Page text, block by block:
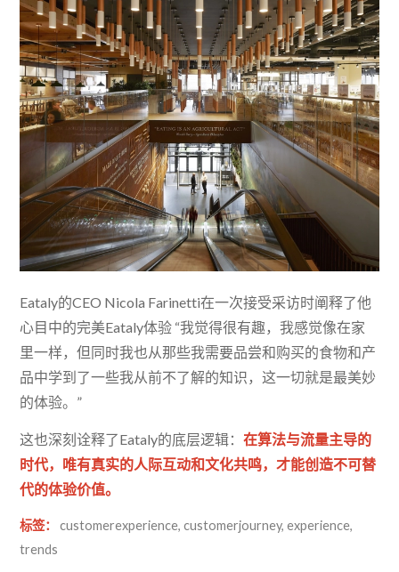
Eataly的CEO Nicola Farinetti在一次接受采访时阐释了他
心目中的完美Eataly体验 “我觉得很有趣，我感觉像在家
里一样，但同时我也从那些我需要品尝和购买的食物和产
品中学到了一些我从前不了解的知识，这一切就是最美妙
的体验。”
这也深刻诠释了Eataly的底层逻辑：在算法与流量主导的
时代，唯有真实的人际互动和文化共鸣，才能创造不可替
代的体验价值。
标签： customerexperience,customerjourney,experience,
trends